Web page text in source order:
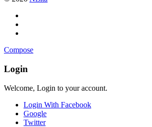
Compose
Login
Welcome, Login to your account.
Login With Facebook
Google
Twitter